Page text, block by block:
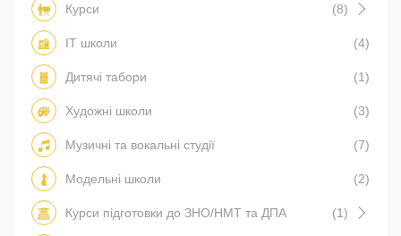
Курси (8)
IT школи (4)
Дитячі табори (1)
Художні школи (3)
Музичні та вокальні студії (7)
Модельні школи (2)
Курси підготовки до ЗНО/НМТ та ДПА (1)